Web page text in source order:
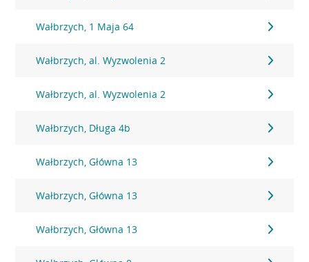
Wałbrzych, 1 Maja 64
Wałbrzych, al. Wyzwolenia 2
Wałbrzych, al. Wyzwolenia 2
Wałbrzych, Długa 4b
Wałbrzych, Główna 13
Wałbrzych, Główna 13
Wałbrzych, Główna 13